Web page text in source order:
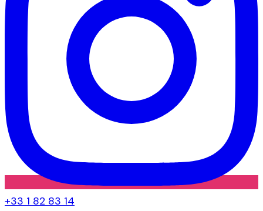
+33 1 82 83 14